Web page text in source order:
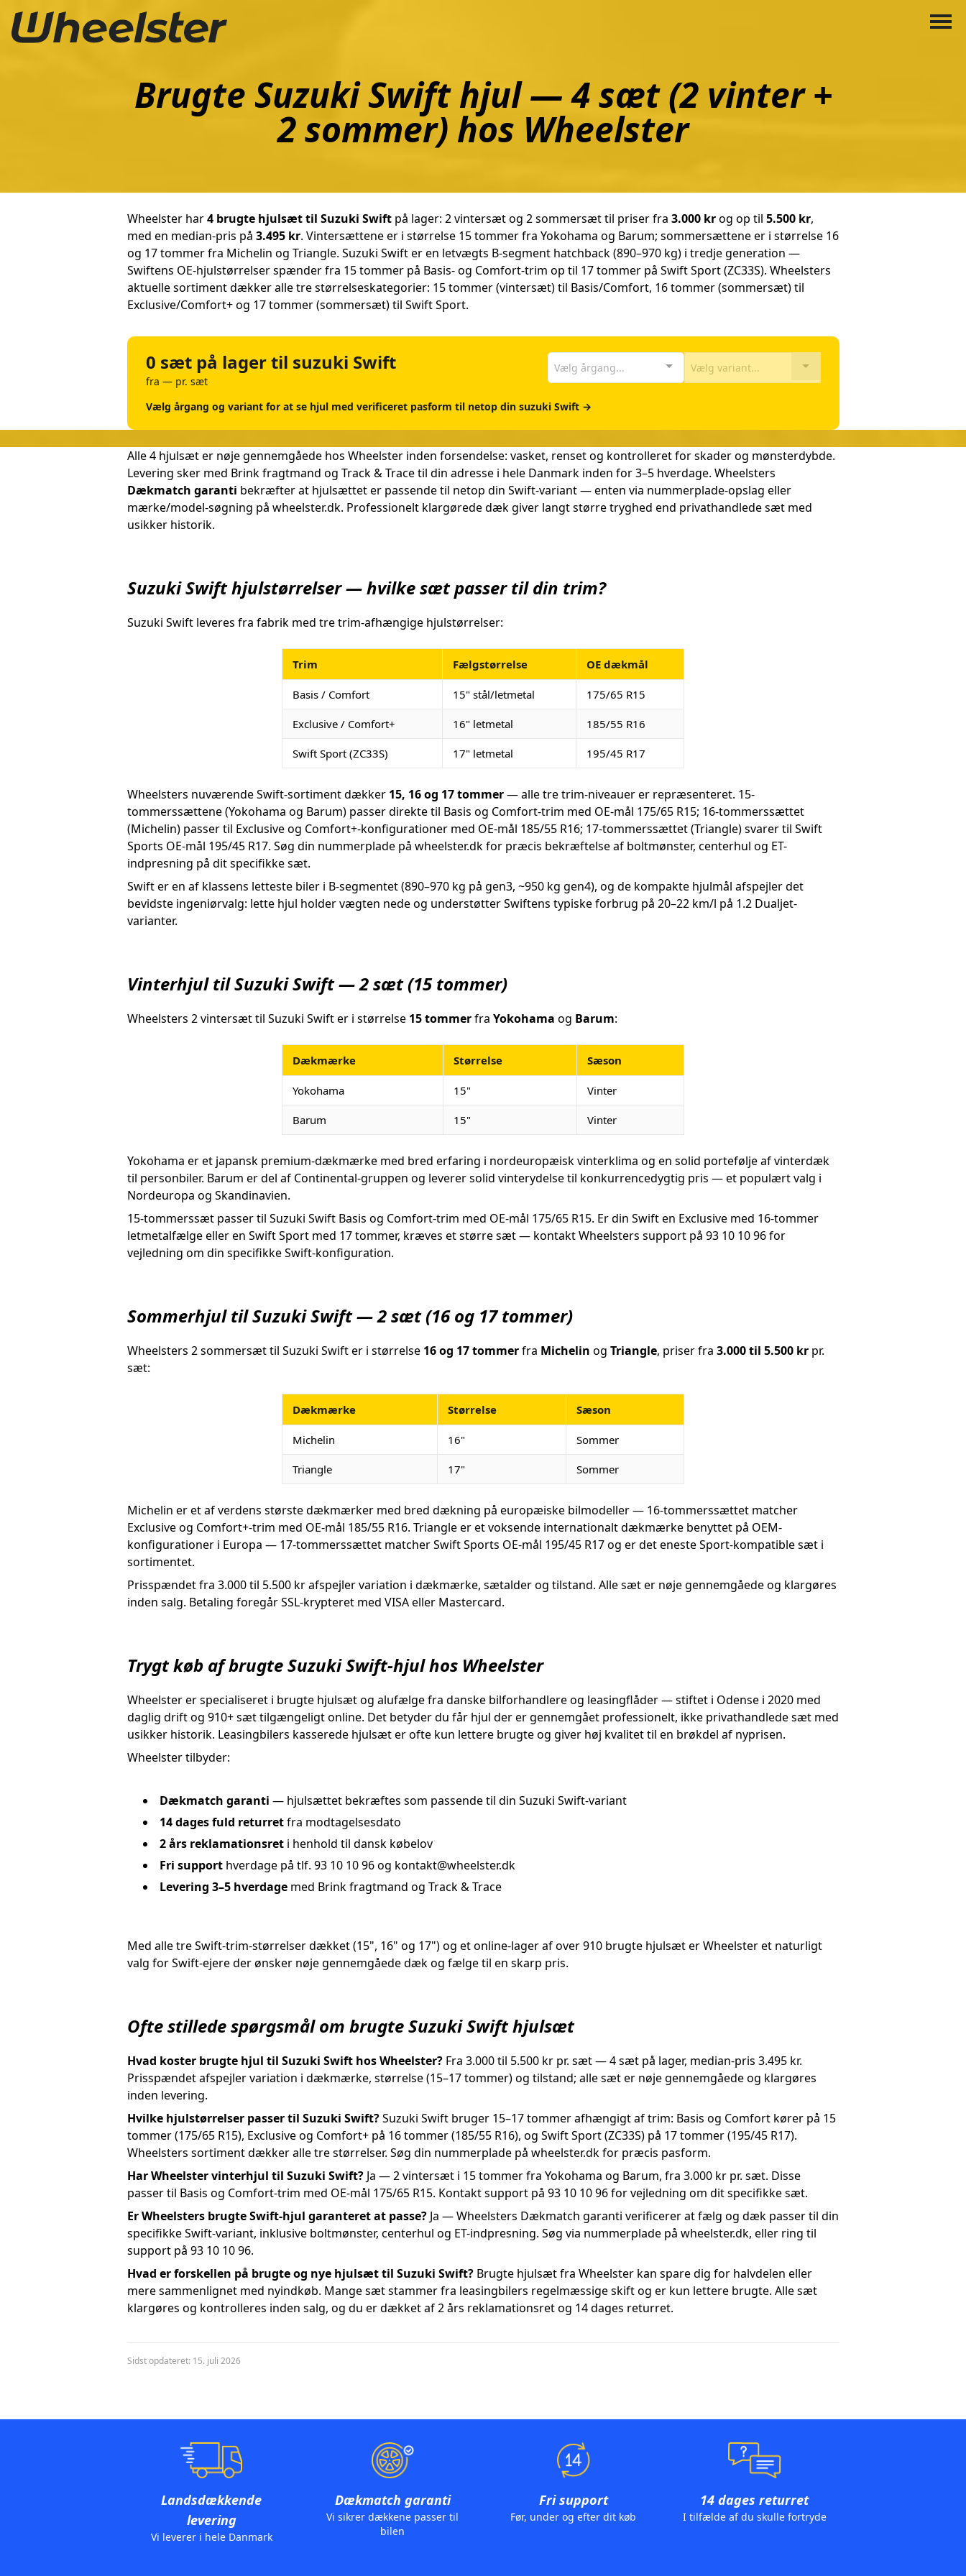
Brugte Suzuki Swift hjul — 4 sæt (2 vinter +
2 sommer) hos Wheelster
Wheelster har4 brugte hjulsæt til Suzuki Swiftpå lager: 2 vintersæt og 2 sommersæt til priser fra 3.000 krog op til 5.500 kr,
med en median-pris på 3.495 kr. Vintersættene er i størrelse 15 tommer fra Yokohama og Barum; sommersættene er i størrelse 16
og 17 tommer fra Michelin og Triangle. Suzuki Swift er en letvægts B-segment hatchback (890–970 kg) i tredje generation —
Swiftens OE-hjulstørrelser spænder fra 15 tommer på Basis- og Comfort-trim op til 17 tommer på Swift Sport (ZC33S). Wheelsters
aktuelle sortiment dækker alle tre størrelseskategorier: 15 tommer (vintersæt) til Basis/Comfort, 16 tommer (sommersæt) til
Exclusive/Comfort+ og 17 tommer (sommersæt) til Swift Sport.
0 sæt på lager til suzuki Swift
fra — pr. sæt
Vælg årgang... Vælg variant...
Vælg årgang og variant for at se hjul med verificeret pasform til netop din suzuki Swift →
Alle 4 hjulsæt er nøje gennemgåede hos Wheelster inden forsendelse: vasket, renset og kontrolleret for skader og mønsterdybde.
Levering sker med Brink fragtmand og Track & Trace til din adresse i hele Danmark inden for 3–5 hverdage. Wheelsters
Dækmatch garanti bekræfter at hjulsættet er passende til netop din Swift-variant — enten via nummerplade-opslag eller
mærke/model-søgning på wheelster.dk. Professionelt klargørede dæk giver langt større tryghed end privathandlede sæt med
usikker historik.
Suzuki Swift hjulstørrelser — hvilke sæt passer til din trim?
Suzuki Swift leveres fra fabrik med tre trim-afhængige hjulstørrelser:
Trim Fælgstørrelse OE dækmål
Basis / Comfort 15" stål/letmetal 175/65 R15
Exclusive / Comfort+ 16" letmetal 185/55 R16
Swift Sport (ZC33S) 17" letmetal 195/45 R17
Wheelsters nuværende Swift-sortiment dækker 15, 16 og 17 tommer— alle tre trim-niveauer er repræsenteret. 15-
tommerssættene (Yokohama og Barum) passer direkte til Basis og Comfort-trim med OE-mål 175/65 R15; 16-tommerssættet
(Michelin) passer til Exclusive og Comfort+-konfigurationer med OE-mål 185/55 R16; 17-tommerssættet (Triangle) svarer til Swift
Sports OE-mål 195/45 R17. Søg din nummerplade på wheelster.dk for præcis bekræftelse af boltmønster, centerhul og ET-
indpresning på dit specifikke sæt.
Swift er en af klassens letteste biler i B-segmentet (890–970 kg på gen3, ~950 kg gen4), og de kompakte hjulmål afspejler det
bevidste ingeniørvalg: lette hjul holder vægten nede og understøtter Swiftens typiske forbrug på 20–22 km/l på 1.2 Dualjet-
varianter.
Vinterhjul til Suzuki Swift — 2 sæt (15 tommer)
Wheelsters 2 vintersæt til Suzuki Swift er i størrelse 15 tommerfra Yokohama og Barum:
Dækmærke Størrelse Sæson
Yokohama 15" Vinter
Barum 15" Vinter
Yokohama er et japansk premium-dækmærke med bred erfaring i nordeuropæisk vinterklima og en solid portefølje af vinterdæk
til personbiler. Barum er del af Continental-gruppen og leverer solid vinterydelse til konkurrencedygtig pris — et populært valg i
Nordeuropa og Skandinavien.
15-tommerssæt passer til Suzuki Swift Basis og Comfort-trim med OE-mål 175/65 R15. Er din Swift en Exclusive med 16-tommer
letmetalfælge eller en Swift Sport med 17 tommer, kræves et større sæt — kontakt Wheelsters support på 93 10 10 96 for
vejledning om din specifikke Swift-konfiguration.
Sommerhjul til Suzuki Swift — 2 sæt (16 og 17 tommer)
Wheelsters 2 sommersæt til Suzuki Swift er i størrelse 16 og 17 tommerfra Michelin og Triangle, priser fra 3.000 til 5.500 krpr.
sæt:
Dækmærke Størrelse Sæson
Michelin 16" Sommer
Triangle 17" Sommer
Michelin er et af verdens største dækmærker med bred dækning på europæiske bilmodeller — 16-tommerssættet matcher
Exclusive og Comfort+-trim med OE-mål 185/55 R16. Triangle er et voksende internationalt dækmærke benyttet på OEM-
konfigurationer i Europa — 17-tommerssættet matcher Swift Sports OE-mål 195/45 R17 og er det eneste Sport-kompatible sæt i
sortimentet.
Prisspændet fra 3.000 til 5.500 kr afspejler variation i dækmærke, sætalder og tilstand. Alle sæt er nøje gennemgåede og klargøres
inden salg. Betaling foregår SSL-krypteret med VISA eller Mastercard.
Trygt køb af brugte Suzuki Swift-hjul hos Wheelster
Wheelster er specialiseret i brugte hjulsæt og alufælge fra danske bilforhandlere og leasingflåder — stiftet i Odense i 2020 med
daglig drift og 910+ sæt tilgængeligt online. Det betyder du får hjul der er gennemgået professionelt, ikke privathandlede sæt med
usikker historik. Leasingbilers kasserede hjulsæt er ofte kun lettere brugte og giver høj kvalitet til en brøkdel af nyprisen.
Wheelster tilbyder:
Dækmatch garanti — hjulsættet bekræftes som passende til din Suzuki Swift-variant
14 dages fuld returretfra modtagelsesdato
2 års reklamationsreti henhold til dansk købelov
Fri supporthverdage på tlf. 93 10 10 96 og kontakt@wheelster.dk
Levering 3–5 hverdagemed Brink fragtmand og Track & Trace
Med alle tre Swift-trim-størrelser dækket (15", 16" og 17") og et online-lager af over 910 brugte hjulsæt er Wheelster et naturligt
valg for Swift-ejere der ønsker nøje gennemgåede dæk og fælge til en skarp pris.
Ofte stillede spørgsmål om brugte Suzuki Swift hjulsæt
Hvad koster brugte hjul til Suzuki Swift hos Wheelster?Fra 3.000 til 5.500 kr pr. sæt — 4 sæt på lager, median-pris 3.495 kr.
Prisspændet afspejler variation i dækmærke, størrelse (15–17 tommer) og tilstand; alle sæt er nøje gennemgåede og klargøres
inden levering.
Hvilke hjulstørrelser passer til Suzuki Swift?Suzuki Swift bruger 15–17 tommer afhængigt af trim: Basis og Comfort kører på 15
tommer (175/65 R15), Exclusive og Comfort+ på 16 tommer (185/55 R16), og Swift Sport (ZC33S) på 17 tommer (195/45 R17).
Wheelsters sortiment dækker alle tre størrelser. Søg din nummerplade på wheelster.dk for præcis pasform.
Har Wheelster vinterhjul til Suzuki Swift?Ja — 2 vintersæt i 15 tommer fra Yokohama og Barum, fra 3.000 kr pr. sæt. Disse
passer til Basis og Comfort-trim med OE-mål 175/65 R15. Kontakt support på 93 10 10 96 for vejledning om dit specifikke sæt.
Er Wheelsters brugte Swift-hjul garanteret at passe?Ja — Wheelsters Dækmatch garanti verificerer at fælg og dæk passer til din
specifikke Swift-variant, inklusive boltmønster, centerhul og ET-indpresning. Søg via nummerplade på wheelster.dk, eller ring til
support på 93 10 10 96.
Hvad er forskellen på brugte og nye hjulsæt til Suzuki Swift?Brugte hjulsæt fra Wheelster kan spare dig for halvdelen eller
mere sammenlignet med nyindkøb. Mange sæt stammer fra leasingbilers regelmæssige skift og er kun lettere brugte. Alle sæt
klargøres og kontrolleres inden salg, og du er dækket af 2 års reklamationsret og 14 dages returret.
Sidst opdateret: 15. juli 2026
Landsdækkende
levering
Vi leverer i hele Danmark
Dækmatch garanti
Vi sikrer dækkene passer til
bilen
Fri support
Før, under og efter dit køb
14 dages returret
I tilfælde af du skulle fortryde